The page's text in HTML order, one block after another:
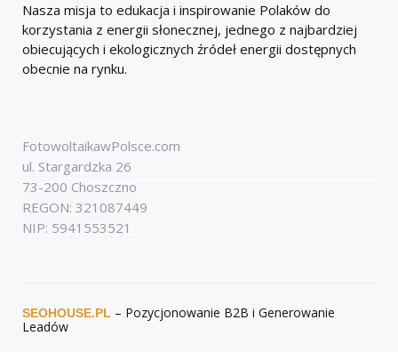
Nasza misja to edukacja i inspirowanie Polaków do
korzystania z energii słonecznej, jednego z najbardziej
obiecujących i ekologicznych źródeł energii dostępnych
obecnie na rynku.
FotowoltaikawPolsce.com
ul. Stargardzka 26
73-200 Choszczno
REGON: 321087449
NIP: 5941553521
SEOHOUSE.PL – Pozycjonowanie B2B i Generowanie
Leadów